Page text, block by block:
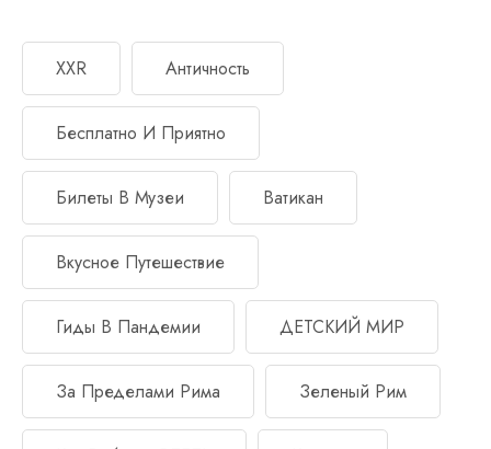
XXR Античность
Бесплатно И Приятно
Билеты В Музеи Ватикан
Вкусное Путешествие
Гиды В Пандемии ДЕТСКИЙ МИР
За Пределами Рима Зеленый Рим